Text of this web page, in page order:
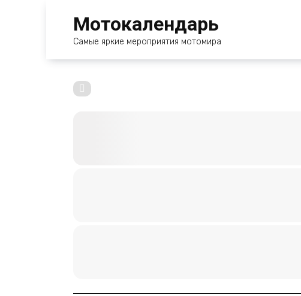
Мотокалендарь
Самые яркие мероприятия мотомира